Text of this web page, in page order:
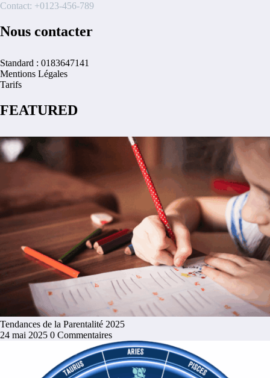
Contact: +0123-456-789
Nous contacter
Standard : 0183647141
Mentions Légales
Tarifs
FEATURED
Tendances de la Parentalité 2025
24 mai 2025 0 Commentaires